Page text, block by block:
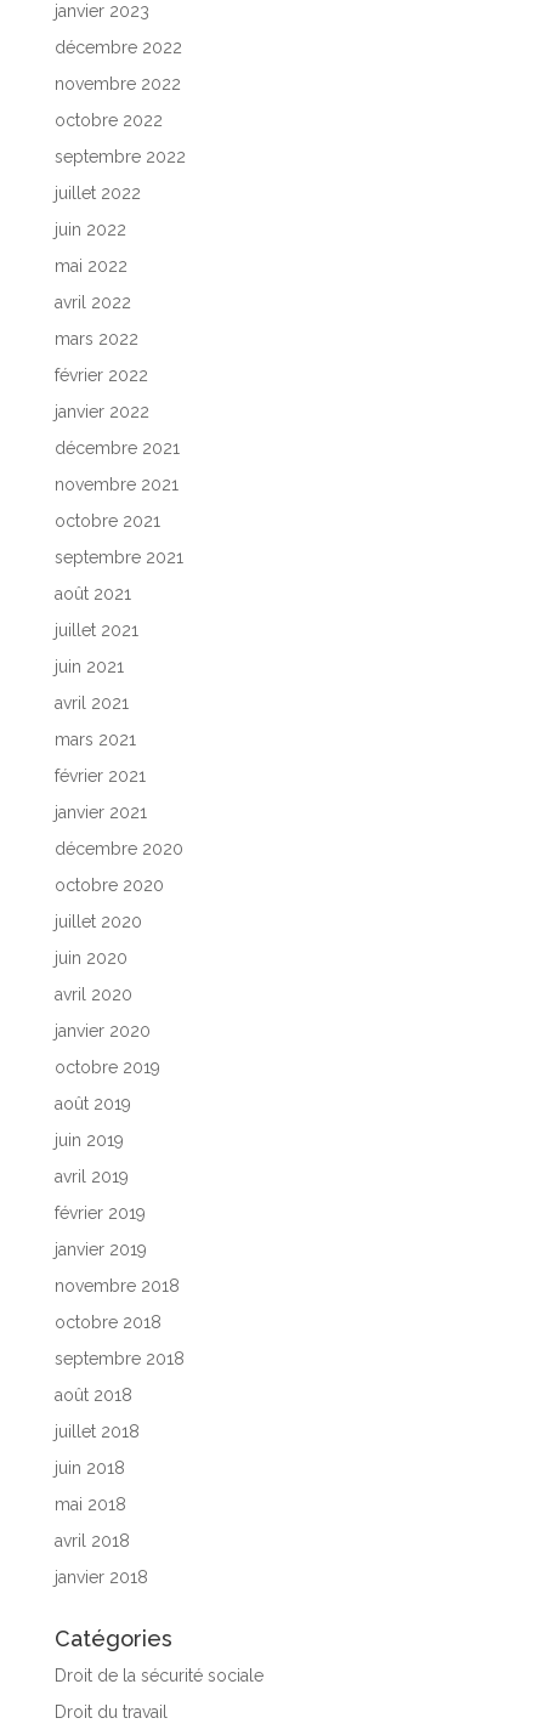
janvier 2023
décembre 2022
novembre 2022
octobre 2022
septembre 2022
juillet 2022
juin 2022
mai 2022
avril 2022
mars 2022
février 2022
janvier 2022
décembre 2021
novembre 2021
octobre 2021
septembre 2021
août 2021
juillet 2021
juin 2021
avril 2021
mars 2021
février 2021
janvier 2021
décembre 2020
octobre 2020
juillet 2020
juin 2020
avril 2020
janvier 2020
octobre 2019
août 2019
juin 2019
avril 2019
février 2019
janvier 2019
novembre 2018
octobre 2018
septembre 2018
août 2018
juillet 2018
juin 2018
mai 2018
avril 2018
janvier 2018
Catégories
Droit de la sécurité sociale
Droit du travail